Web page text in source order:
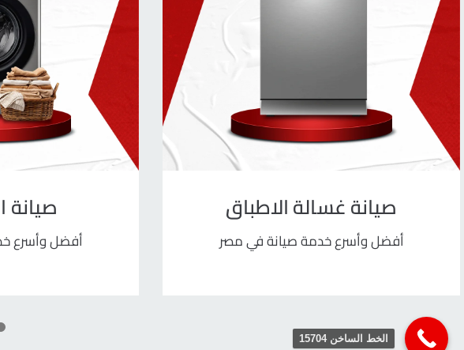
صيانة غسالة الاطباق
أفضل وأسرع خدمة صيانة في مصر أفضل وأسرع
الخط الساخن 15704